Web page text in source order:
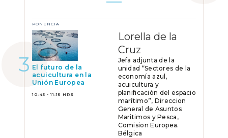
PONENCIA
El futuro de la
acuicultura en la
Unión Europea
10:45 - 11:15 HRS
Lorella de la
Cruz
Jefa adjunta de la
unidad “Sectores de la
economía azul,
acuicultura y
planificación del espacio
marítimo”, Direccion
General de Asuntos
Maritimos y Pesca,
Comision Europea.
Bélgica